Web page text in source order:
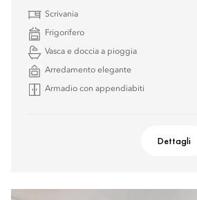
Scrivania
Frigorifero
Vasca e doccia a pioggia
Arredamento elegante
Armadio con appendiabiti
Dettagli